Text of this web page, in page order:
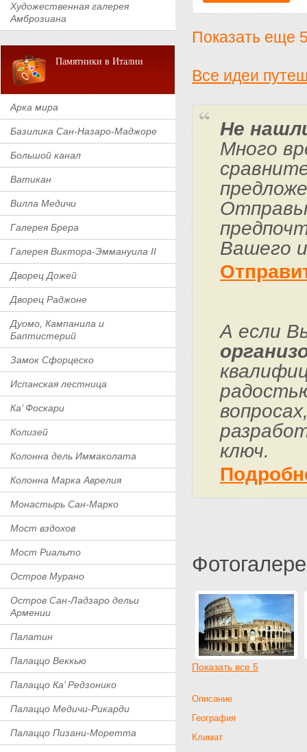
Художественная галерея
Амброзиана
Памятники в Италии
Арка мира
Базилика Сан-Назаро-Маджоре
Большой канал
Ватикан
Вилла Медичи
Галерея Брера
Галерея Виктора-Эммануила II
Дворец Дожей
Дворец Раджоне
Дуомо, Кампанила и
Баптистерий
Замок Сфорцеско
Испанская лестница
Ка’ Фоскари
Колизей
Колонна дель Иммаколата
Колонна Марка Аврелия
Монастырь Сан-Марко
Мост вздохов
Мост Риальто
Остров Мурано
Остров Сан-Ладзаро дельи
Армении
Палатин
Палаццо Веккью
Палаццо Ка’ Редзонико
Палаццо Медичи-Рикарди
Палаццо Пизани-Моретта
Показать еще
Все идеи
Не
Много
Вашего
А если
ключ.
Показать все 5
Описание
География
Климат